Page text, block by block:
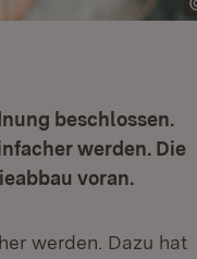
beschlossen.
werden. Die
voran.
werden. Dazu hat